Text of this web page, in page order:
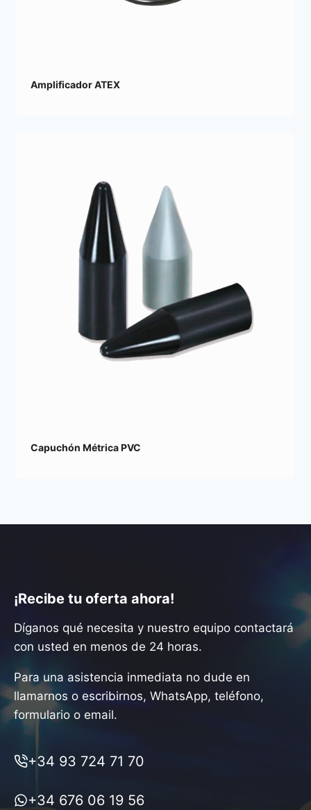
Amplificador ATEX
Capuchón Métrica PVC
¡Recibe tu oferta ahora!
Díganos qué necesita y nuestro equipo contactará
con usted en menos de 24 horas.
Para una asistencia inmediata no dude en
llamarnos o escribirnos, WhatsApp, teléfono,
formulario o email.
+34 93 724 71 70
+34 676 06 19 56